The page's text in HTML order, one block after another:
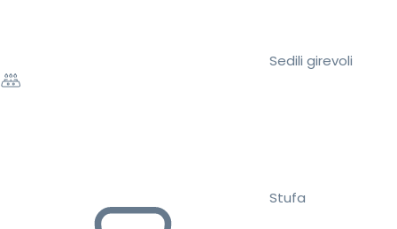
Sedili girevoli
Stufa